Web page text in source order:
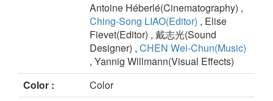
Antoine Héberlé(Cinematography) ,
Ching-Song LIAO(Editor) , Elise
Fievet(Editor) , 戴志光(Sound
Designer) , CHEN Wei-Chun(Music)
, Yannig Willmann(Visual Effects)
Color :
Color